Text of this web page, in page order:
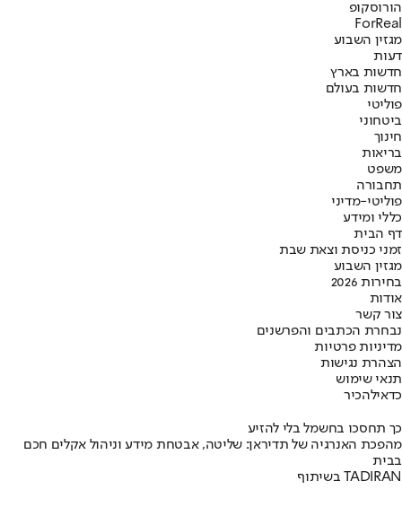
הורוסקופ
ForReal
מגזין השבוע
דעות
חדשות בארץ
חדשות בעולם
פוליטי
ביטחוני
חינוך
בריאות
משפט
תחבורה
פוליטי-מדיני
כללי ומידע
דף הבית
זמני כניסת וצאת שבת
מגזין השבוע
בחירות 2026
אודות
צור קשר
נבחרת הכתבים והפרשנים
מדיניות פרטיות
הצהרת נגישות
תנאי שימוש
כדאילהכיר
כך תחסכו בחשמל בלי להזיע
מהפכת האנרגיה של תדיראן: שליטה, אבטחת מידע וניהול אקלים חכם
בבית
בשיתוף TADIRAN